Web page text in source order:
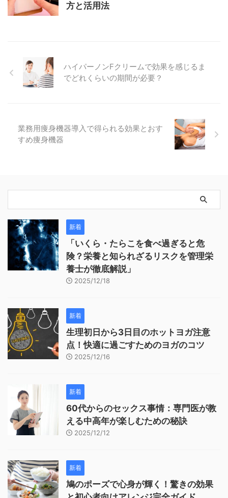
方と活用法
ハイパーノンFクリームで効果を感じるま
でどれくらいの期間が必要？
業務用痩身機器導入で得られる効果とおす
すめ痩身機器
新着
「いくら・たらこを食べ過ぎると危
険？栄養と知られざるリスクを管理栄
養士が徹底解説」
2025/12/18
新着
生理初日から3日目のホットヨガ注意
点！快適に過ごすためのヨガのコツ
2025/12/16
新着
60代からのセックス事情：専門医が教
える中高年が楽しむための秘訣
2025/12/12
新着
鳩のポーズで心身が輝く！驚きの効果